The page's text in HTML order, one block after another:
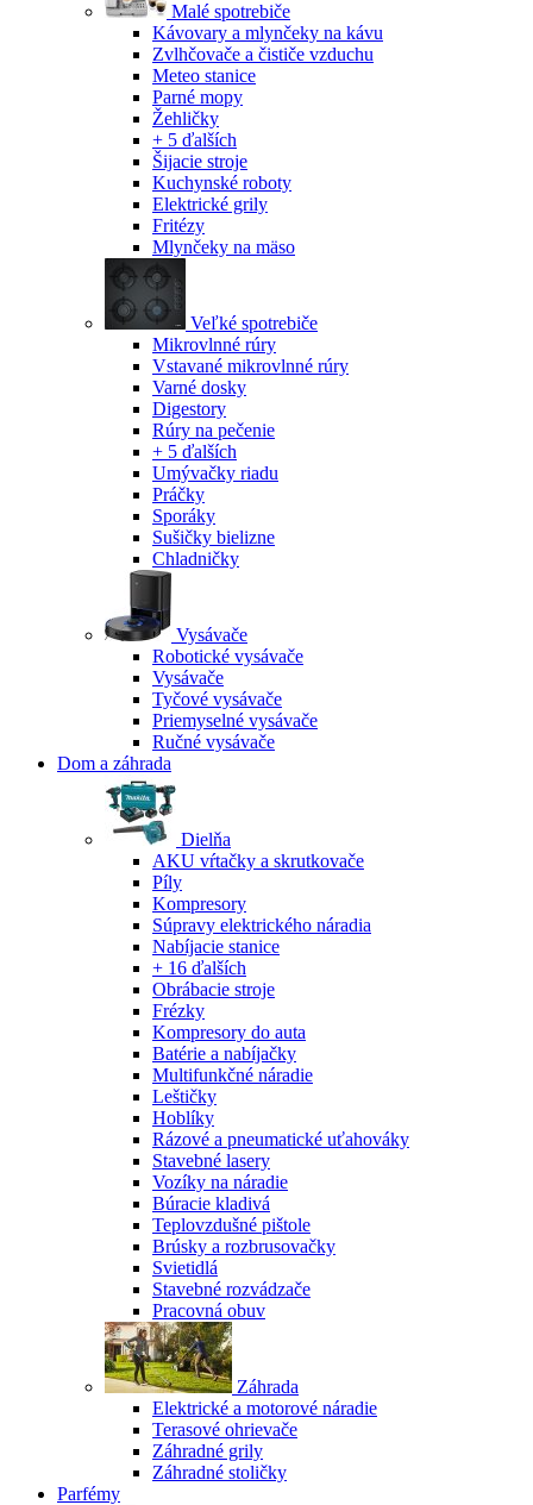
Malé spotrebiče
Kávovary a mlynčeky na kávu
Zvlhčovače a čističe vzduchu
Meteo stanice
Parné mopy
Žehličky
+ 5 ďalších
Šijacie stroje
Kuchynské roboty
Elektrické grily
Fritézy
Mlynčeky na mäso
Veľké spotrebiče
Mikrovlnné rúry
Vstavané mikrovlnné rúry
Varné dosky
Digestory
Rúry na pečenie
+ 5 ďalších
Umývačky riadu
Práčky
Sporáky
Sušičky bielizne
Chladničky
Vysávače
Robotické vysávače
Vysávače
Tyčové vysávače
Priemyselné vysávače
Ručné vysávače
Dom a záhrada
Dielňa
AKU vŕtačky a skrutkovače
Píly
Kompresory
Súpravy elektrického náradia
Nabíjacie stanice
+ 16 ďalších
Obrábacie stroje
Frézky
Kompresory do auta
Batérie a nabíjačky
Multifunkčné náradie
Leštičky
Hoblíky
Rázové a pneumatické uťahováky
Stavebné lasery
Vozíky na náradie
Búracie kladivá
Teplovzdušné pištole
Brúsky a rozbrusovačky
Svietidlá
Stavebné rozvádzače
Pracovná obuv
Záhrada
Elektrické a motorové náradie
Terasové ohrievače
Záhradné grily
Záhradné stoličky
Parfémy